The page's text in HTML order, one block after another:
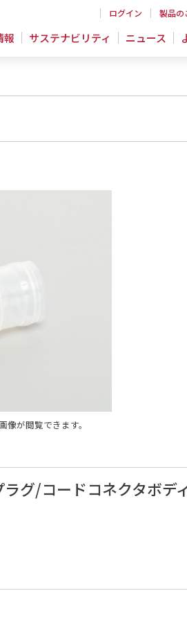
ログイン 製品の
報 サステナビリティ ニュース
が閲覧できます。
グ/コードコネクタボデ